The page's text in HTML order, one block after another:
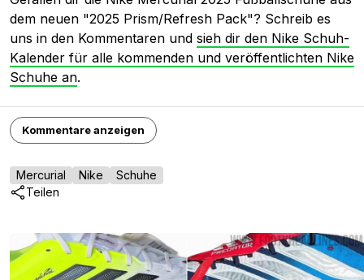
dem neuen "2025 Prism/Refresh Pack"? Schreib es
uns in den Kommentaren und sieh dir den Nike Schuh-
Kalender für alle kommenden und veröffentlichten Nike
Schuhe an.
Kommentare anzeigen
Mercurial Nike
Schuhe
Teilen